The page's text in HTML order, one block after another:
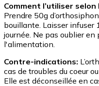
Comment l’utiliser
Prendre 50g
bouillante. Laisser infuser
journée. Ne pas oublier
l'alimentation.
Contre-indications:
cas de troubles du coeur
Elle est déconseillée en